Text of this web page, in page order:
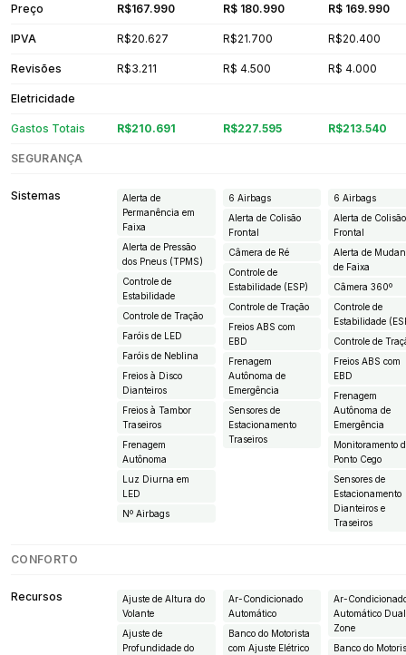
Preço R$167.990 R$ 180.990 R$ 169.990
IPVA R$20.627 R$21.700 R$20.400
Revisões R$3.211 R$ 4.500 R$ 4.000
Eletricidade
Gastos Totais R$210.691 R$227.595 R$213.540
SEGURANÇA
Sistemas
Alerta de
Permanência em
Faixa
Alerta de Pressão
dos Pneus (TPMS)
Controle de
Estabilidade
Controle de Tração
Faróis de LED
Faróis de Neblina
Freios à Disco
Dianteiros
Freios à Tambor
Traseiros
Frenagem
Autônoma
Luz Diurna em
LED
Nº Airbags
6 Airbags
Alerta de Colisão
Frontal
Câmera de Ré
Controle de
Estabilidade (ESP)
Controle de Tração
Freios ABS com
EBD
Frenagem
Autônoma de
Emergência
Sensores de
Estacionamento
Traseiros
6 Airbags
Alerta de Colisão
Frontal
Alerta de
de Faixa
Câmera 360º
Controle de
Estabilidade
Controle de
Freios ABS com
EBD
Frenagem
Autônoma de
Emergência
Monitoramento
Ponto Cego
Sensores de
Estacionamento
Dianteiros e
Traseiros
CONFORTO
Recursos
Ajuste de Altura do
Volante
Ajuste de
Profundidade do
Ar-Condicionado
Automático
Banco do Motorista
com Ajuste Elétrico
Ar-
Automático Dual
Zone
Banco do